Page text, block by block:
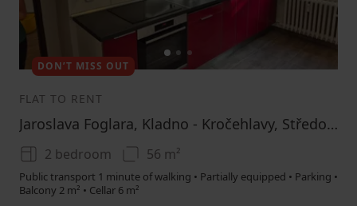
12 3
DON’T MISS OUT
FLAT TO RENT
Jaroslava Foglara, Kladno - Kročehlavy, Středočeský Region
2 bedroom 56 m²
Public transport 1 minute of walking • Partially equipped • Parking •
Balcony 2 m² • Cellar 6 m²